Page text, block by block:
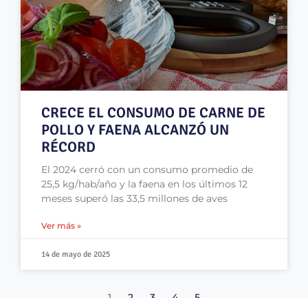
CRECE EL CONSUMO DE CARNE DE
POLLO Y FAENA ALCANZÓ UN
RÉCORD
El 2024 cerró con un consumo promedio de
25,5 kg/hab/año y la faena en los últimos 12
meses superó las 33,5 millones de aves
Ver más »
14 de mayo de 2025